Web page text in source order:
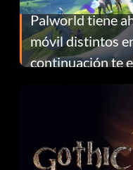
Palworld tiene
móvil distintos
continuación te